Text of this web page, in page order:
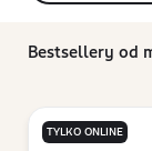
Bestsellery od
TYLKO ONLINE